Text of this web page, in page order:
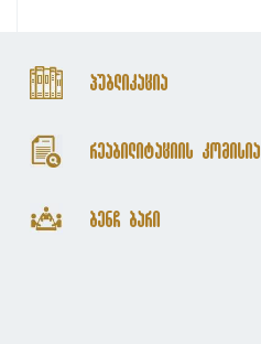
პუბლიკაცია
რეაბილიტაციის კომისია
ბენჩ ბარი